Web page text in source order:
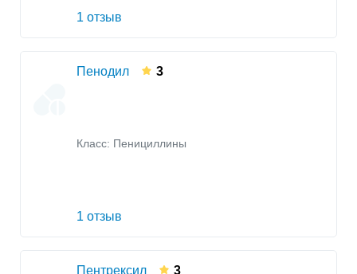
1 отзыв
Пенодил 3
Класс: Пенициллины
1 отзыв
Пентрексил 3